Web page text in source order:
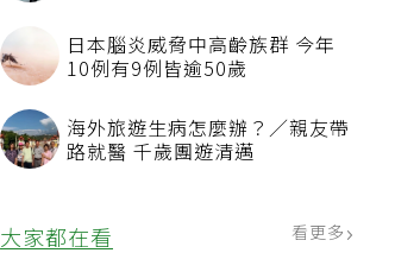
日本腦炎威脅中高齡族群 今年
10例有9例皆逾50歲
海外旅遊生病怎麼辦？／親友帶
路就醫 千歲團遊清邁
大家都在看 看更多